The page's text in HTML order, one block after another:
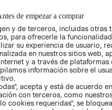
COOKIES
LIBRO DE
de empezar a comprar
y de terceros, incluidas otras
para ofrecerle la
su experiencia de usuario,
en nuestros sitios web,
y a través de plataformas
información sobre el
acepta y está de acuerdo
con terceros, como
cookies requeridas”, se